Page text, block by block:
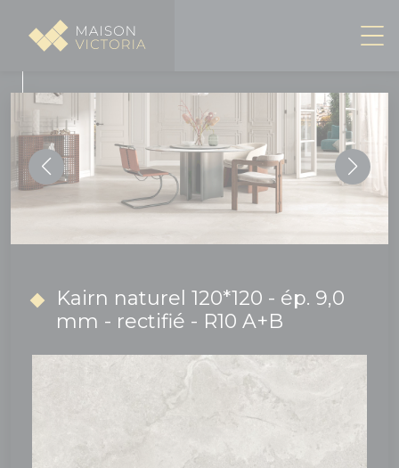
Kairn naturel 120*120 - ép. 9,0
mm - rectifié - R10 A+B